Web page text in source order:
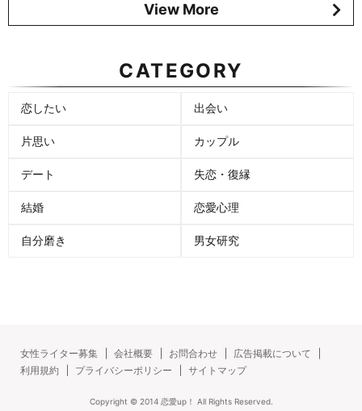
View More
CATEGORY
恋したい 出会い
片思い カップル
デート 失恋・復縁
結婚 恋愛心理
自分磨き 男女研究
女性ライター募集 会社概要 お問合わせ
広告掲載について
利用規約
プライバシーポリシー サイトマップ
Copyright © 2014 恋愛up！ All Rights Reserved.